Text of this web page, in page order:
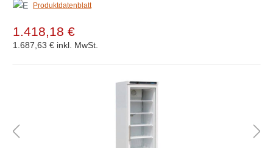
Produktdatenblatt
1.418,18 €
1.687,63 € inkl. MwSt.